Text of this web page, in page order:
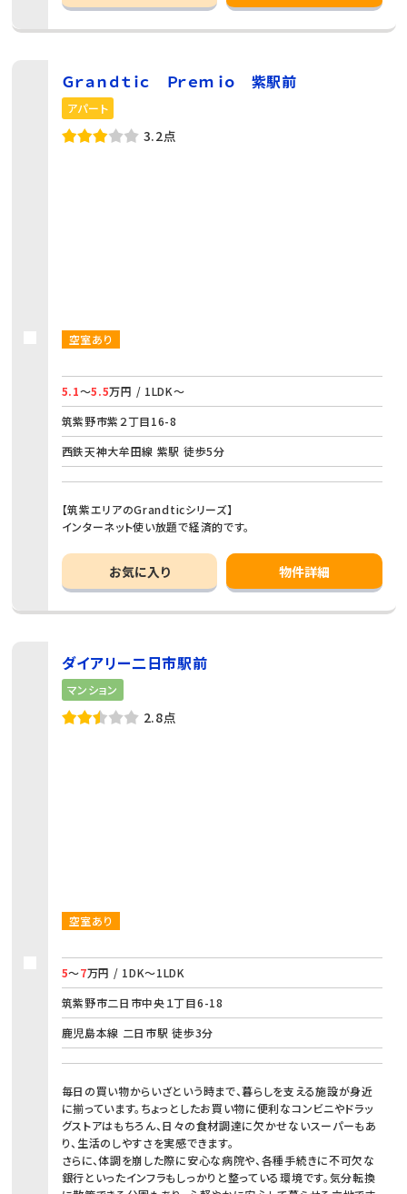
Ｇｒａｎｄｔｉｃ Ｐｒｅｍｉｏ 紫駅前
アパート
3.2点
空室あり
5.1～5.5万円 / 1LDK～
筑紫野市紫２丁目16-8
西鉄天神大牟田線 紫駅 徒歩5分
【筑紫エリアのGrandticシリーズ】
インターネット使い放題で経済的です。
お気に入り 物件詳細
ダイアリー二日市駅前
マンション
2.8点
空室あり
5～7万円 / 1DK～1LDK
筑紫野市二日市中央１丁目6-18
鹿児島本線 二日市駅 徒歩3分
毎日の買い物からいざという時まで、暮らしを支える施設が身近
に揃っています。ちょっとしたお買い物に便利なコンビニやドラッ
グストアはもちろん、日々の食材調達に欠かせないスーパーもあ
り、生活のしやすさを実感できます。
さらに、体調を崩した際に安心な病院や、各種手続きに不可欠な
銀行といったインフラもしっかりと整っている環境です。気分転換